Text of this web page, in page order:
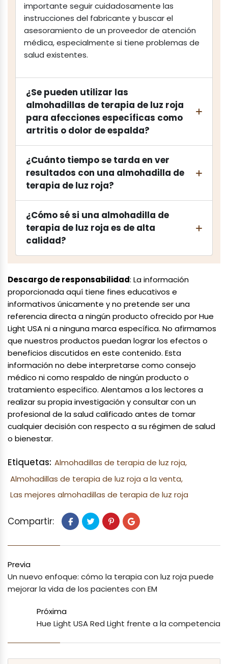
importante seguir cuidadosamente las
instrucciones del fabricante y buscar el
asesoramiento de un proveedor de atención
médica, especialmente si tiene problemas de
salud existentes.
¿Se pueden utilizar las
almohadillas de terapia de luz roja
para afecciones específicas como
artritis o dolor de espalda?
¿Cuánto tiempo se tarda en ver
resultados con una almohadilla de
terapia de luz roja?
¿Cómo sé si una almohadilla de
terapia de luz roja es de alta
calidad?
Descargo de responsabilidad: La información
proporcionada aquí tiene fines educativos e
informativos únicamente y no pretende ser una
referencia directa a ningún producto ofrecido por Hue
Light USA ni a ninguna marca específica. No afirmamos
que nuestros productos puedan lograr los efectos o
beneficios discutidos en este contenido. Esta
información no debe interpretarse como consejo
médico ni como respaldo de ningún producto o
tratamiento específico. Alentamos a los lectores a
realizar su propia investigación y consultar con un
profesional de la salud calificado antes de tomar
cualquier decisión con respecto a su régimen de salud
o bienestar.
Etiquetas: Almohadillas de terapia de luz roja,
Almohadillas de terapia de luz roja a la venta,
Las mejores almohadillas de terapia de luz roja
Compartir:
Previa
Un nuevo enfoque: cómo la terapia con luz roja puede
mejorar la vida de los pacientes con EM
Próxima
Hue Light USA Red Light frente a la competencia